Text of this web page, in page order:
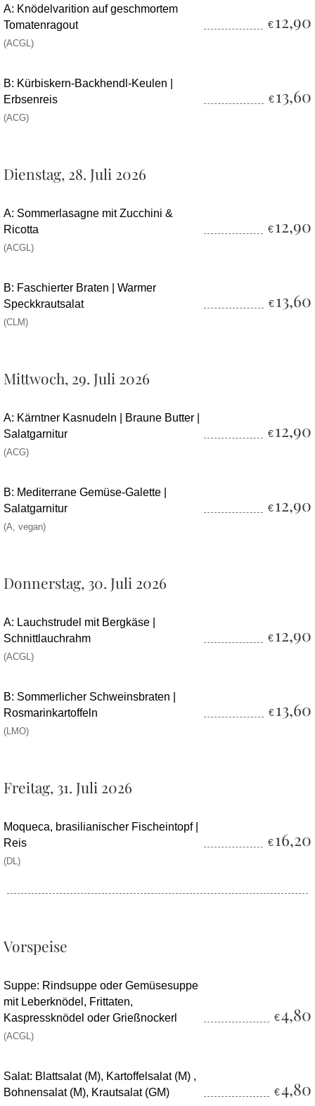
A: Knödelvarition auf geschmortem
Tomatenragout
€12,90
(ACGL)
B: Kürbiskern-Backhendl-Keulen |
Erbsenreis
€13,60
(ACG)
Dienstag, 28. Juli 2026
A: Sommerlasagne mit Zucchini &
Ricotta
€12,90
(ACGL)
B: Faschierter Braten | Warmer
Speckkrautsalat
€13,60
(CLM)
Mittwoch, 29. Juli 2026
A: Kärntner Kasnudeln | Braune Butter |
Salatgarnitur
€12,90
(ACG)
B: Mediterrane Gemüse-Galette |
Salatgarnitur
€12,90
(A, vegan)
Donnerstag, 30. Juli 2026
A: Lauchstrudel mit Bergkäse |
Schnittlauchrahm
€12,90
(ACGL)
B: Sommerlicher Schweinsbraten |
Rosmarinkartoffeln
€13,60
(LMO)
Freitag, 31. Juli 2026
Moqueca, brasilianischer Fischeintopf |
Reis
€16,20
(DL)
Vorspeise
Suppe: Rindsuppe oder Gemüsesuppe
mit Leberknödel, Frittaten,
Kaspressknödel oder Grießnockerl
€4,80
(ACGL)
Salat: Blattsalat (M), Kartoffelsalat (M) ,
Bohnensalat (M), Krautsalat (GM)
€4,80